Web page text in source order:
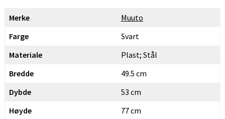
Merke
Muuto
Farge
Svart
Materiale
Plast; Stål
Bredde
49.5 cm
Dybde
53 cm
Høyde
77 cm